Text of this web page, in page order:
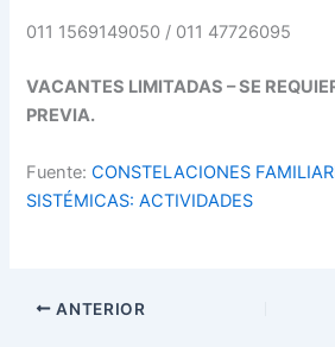
011 1569149050 / 011 47726095
VACANTES LIMITADAS – SE
PREVIA.
Fuente:CONSTELACIONES
SISTÉMICAS: ACTIVIDADES
ANTERIOR